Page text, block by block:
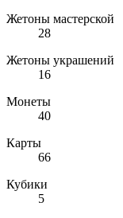
Жетоны мастерской
28
Жетоны украшений
16
Монеты
40
Карты
66
Кубики
5